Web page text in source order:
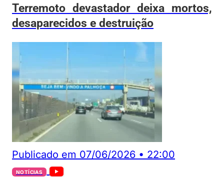
Terremoto devastador deixa mortos,
desaparecidos e destruição
Publicado em 07/06/2026 • 22:00
NOTÍCIAS